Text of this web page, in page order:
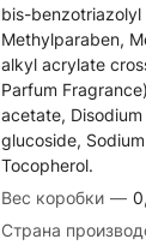
bis-
Methylparaben,
alkyl acrylate
Parfum
acetate,
glucoside,
Tocopherol.
Вес коробки —
Страна